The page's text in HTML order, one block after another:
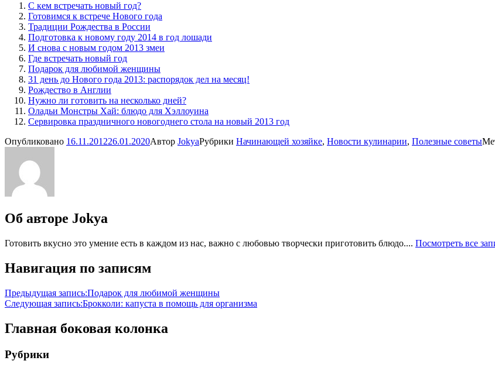
С кем встречать новый год?
Готовимся к встрече Нового года
Традиции Рождества в России
Подготовка к новому году 2014 в год лошади
И снова с новым годом 2013 змеи
Где встречать новый год
Подарок для любимой женщины
31 день до Нового года 2013: распорядок дел на месяц!
Рождество в Англии
Нужно ли готовить на несколько дней?
Оладьи Монстры Хай: блюдо для Хэллоуина
Сервировка праздничного новогоднего стола на новый 2013 год
Опубликовано 16.11.201226.01.2020Автор JokyaРубрики Начинающей хозяйке, Новости кулинарии, Полезные советы
Об авторе Jokya
Готовить вкусно это умение есть в каждом из нас, важно с любовью творчески приготовить блюдо.... Посмотреть все
Навигация по записям
Предыдущая запись:Подарок для любимой женщины
Следующая запись:Брокколи: капуста в помощь для организма
Главная боковая колонка
Рубрики